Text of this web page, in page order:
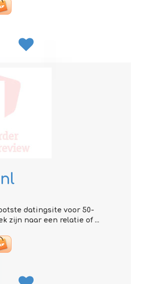
datingsite voor 50-
zijn naar een relatie of ...